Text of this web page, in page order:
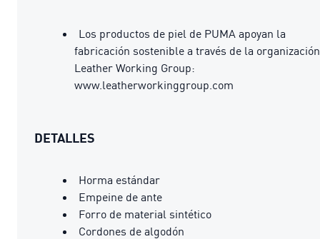
Los productos de piel de PUMA apoyan la
fabricación sostenible a través de la organización
Leather Working Group:
www.leatherworkinggroup.com
DETALLES
Horma estándar
Empeine de ante
Forro de material sintético
Cordones de algodón